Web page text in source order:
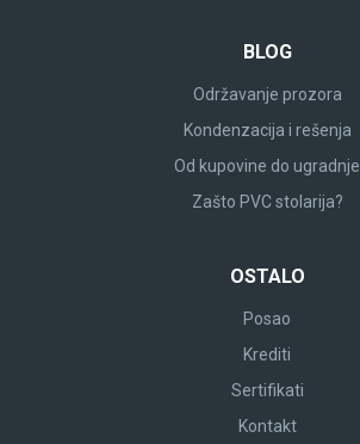
BLOG
Održavanje prozora
Kondenzacija i rešenja
Od kupovine do ugradnje
Zašto PVC stolarija?
OSTALO
Posao
Krediti
Sertifikati
Kontakt